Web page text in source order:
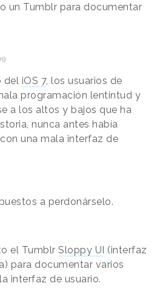
un Tumblr para documentar
del iOS 7, los usuarios de
programación lentintud y
a los altos y bajos que ha
nunca antes había
una mala interfaz de
a perdonárselo.
el Tumblr Sloppy UI (interfaz
para documentar varios
interfaz de usuario.